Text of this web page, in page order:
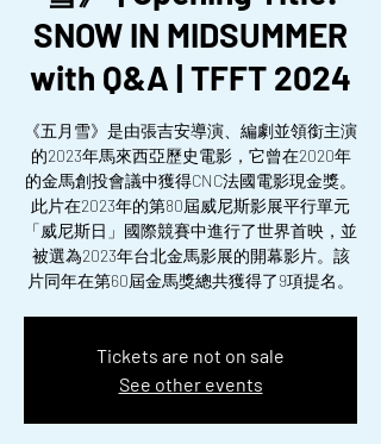
SNOW IN MIDSUMMER
with Q&A | TFFT 2024
《五月雪》是由張吉安導演、編劇並領銜主演
的2023年馬來西亞歷史電影，它曾在2020年
的金馬創投會議中獲得CNC法國電影現金獎。
此片在2023年的第80屆威尼斯影展平行單元
「威尼斯日」國際競賽中進行了世界首映，並
被選為2023年台北金馬影展的開幕影片。該
片同年在第60屆金馬獎總共獲得了9項提名。
Tickets are not on sale
See other events